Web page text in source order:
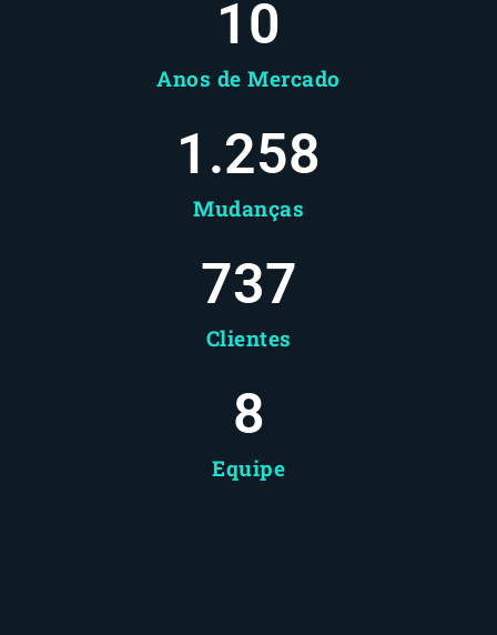
Anos de Mercado
10
Mudanças
1.258
Clientes
737
Equipe
8